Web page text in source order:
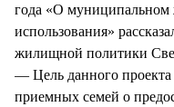
года «О
использования»
жилищной политики
— Цель данного
приемных семей о